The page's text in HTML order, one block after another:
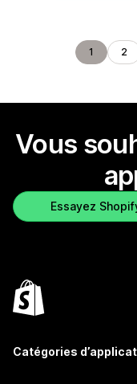
1 2
Vous
Essayez
Catégories